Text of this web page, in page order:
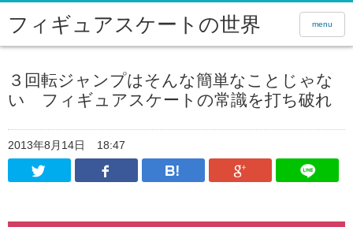
フィギュアスケートの世界 menu
３回転ジャンプはそんな簡単なことじゃな
い フィギュアスケートの常識を打ち破れ
2013年8月14日
18:47
Twitter
Facebook はてなブックマーク
Google